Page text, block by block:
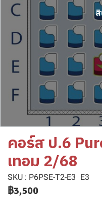
คอร์ส ป.6
เทอม 2/68
SKU : P6PSE-T2-E3 E3
฿3,500